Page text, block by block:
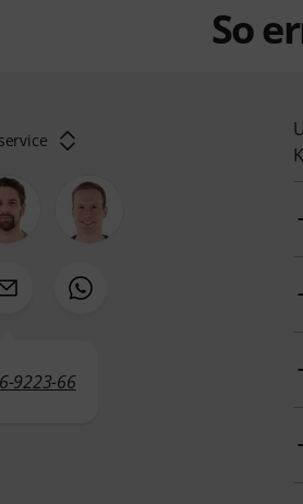
So
9223-66